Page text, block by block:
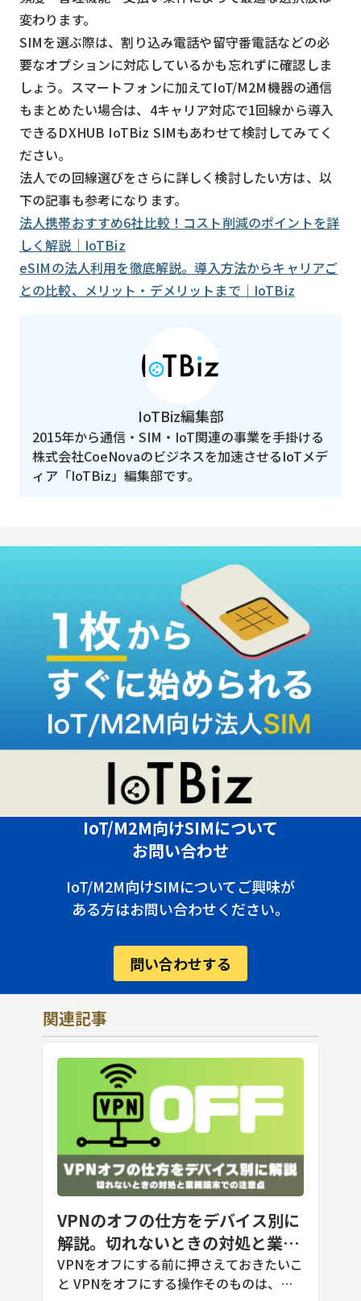
変わります。
SIMを選ぶ際は、割り込み電話や留守番電話などの必
要なオプションに対応しているかも忘れずに確認しま
しょう。スマートフォンに加えてIoT/M2M機器の通信
もまとめたい場合は、4キャリア対応で1回線から導入
できるDXHUB IoTBiz SIMもあわせて検討してみてく
ださい。
法人での回線選びをさらに詳しく検討したい方は、以
下の記事も参考になります。
法人携帯おすすめ6社比較！コスト削減のポイントを詳
しく解説｜IoTBiz
eSIMの法人利用を徹底解説。導入方法からキャリアご
との比較、メリット・デメリットまで｜IoTBiz
IoTBiz編集部
2015年から通信・SIM・IoT関連の事業を手掛ける
株式会社CoeNovaのビジネスを加速させるIoTメデ
ィア「IoTBiz」編集部です。
IoT/M2M向けSIMについて
お問い合わせ
IoT/M2M向けSIMについてご興味が
ある方はお問い合わせください。
問い合わせする
関連記事
VPNのオフの仕方をデバイス別に
解説。切れないときの対処と業務
端末での注意点
VPNをオフにする前に押さえておきたいこ
と VPNをオフにする操作そのものは、ど